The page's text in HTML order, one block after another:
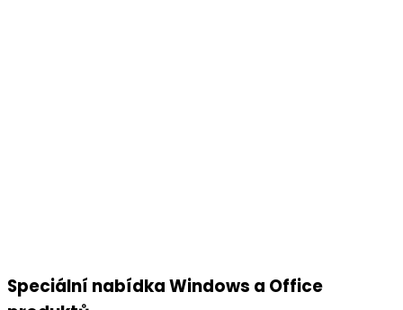
Speciální nabídka Windows a Office